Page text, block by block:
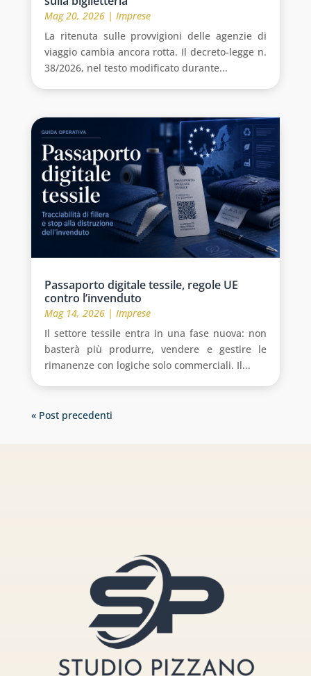
Mag 20, 2026| Imprese
La ritenuta sulle provvigioni delle agenzie di
viaggio cambia ancora rotta. Il decreto-legge n.
38/2026, nel testo modificato durante...
Passaporto digitale tessile, regole UE
contro l’invenduto
Mag 14, 2026| Imprese
Il settore tessile entra in una fase nuova: non
basterà più produrre, vendere e gestire le
rimanenze con logiche solo commerciali. Il...
« Post precedenti